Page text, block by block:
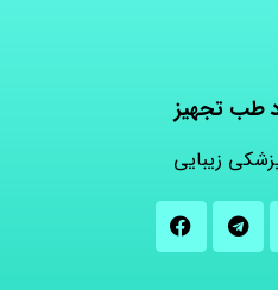
طب تجهیز
زیبایی